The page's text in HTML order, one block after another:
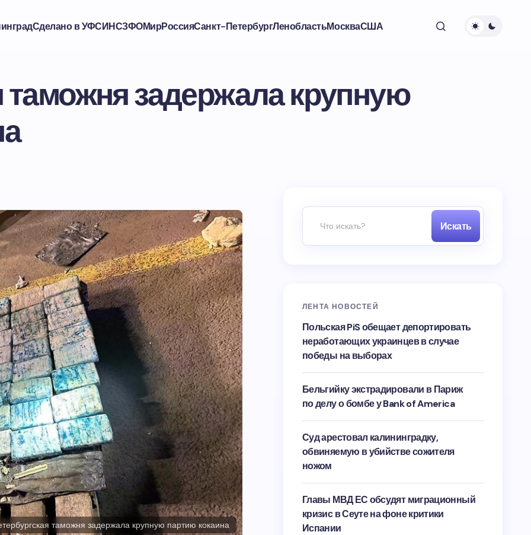
Сделано в УФСИНСЗФОМирРоссияСанкт-ПетербургЛенобластьМоскваСША
таможня задержала крупную
таможня задержала крупную партию кокаина
Искать
ЛЕНТА НОВОСТЕЙ
Польская PiS обещает депортировать
неработающих украинцев в случае
победы на выборах
Бельгийку экстрадировали в Париж
по делу о бомбе у Bank of America
Суд арестовал калининградку,
обвиняемую в убийстве сожителя
ножом
Главы МВД ЕС обсудят миграционный
кризис в Сеуте на фоне критики
Испании